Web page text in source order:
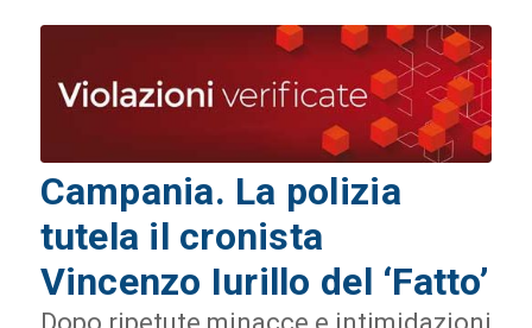
Campania. La polizia
tutela il cronista
Vincenzo Iurillo del ‘Fatto’